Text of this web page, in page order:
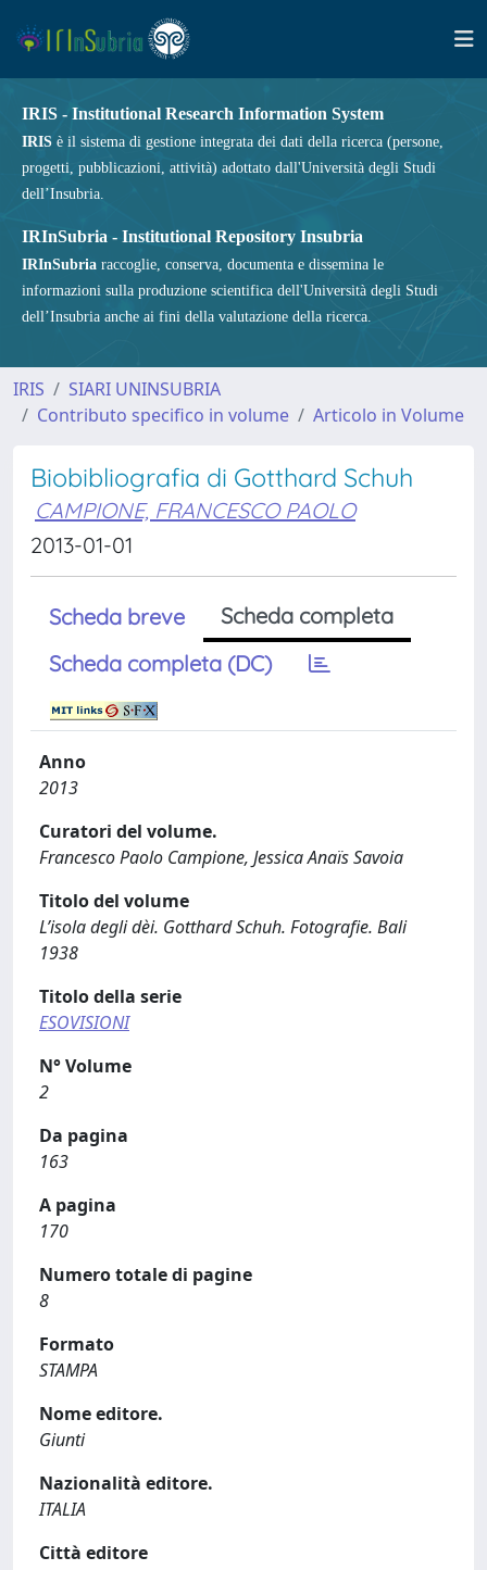
IRIS - Institutional Research Information System
IRIS è il sistema di gestione integrata dei dati della ricerca (persone,
progetti, pubblicazioni, attività) adottato dall'Università degli Studi
dell’Insubria.
IRInSubria - Institutional Repository Insubria
IRInSubria raccoglie, conserva, documenta e dissemina le
informazioni sulla produzione scientifica dell'Università degli Studi
dell’Insubria anche ai fini della valutazione della ricerca.
IRIS
SIARI UNINSUBRIA
Contributo specifico in volume
Articolo in Volume
Biobibliografia di Gotthard Schuh
CAMPIONE, FRANCESCO PAOLO
2013-01-01
Scheda breve
Scheda completa
Scheda completa (DC)
Anno
2013
Curatori del volume.
Francesco Paolo Campione, Jessica Anaïs Savoia
Titolo del volume
L’isola degli dèi. Gotthard Schuh. Fotografie. Bali
1938
Titolo della serie
ESOVISIONI
N° Volume
2
Da pagina
163
A pagina
170
Numero totale di pagine
8
Formato
STAMPA
Nome editore.
Giunti
Nazionalità editore.
ITALIA
Città editore